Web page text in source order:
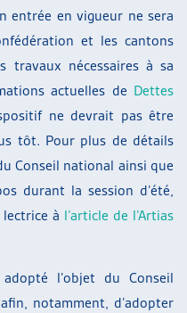
entrée en vigueur ne sera
et les cantons
travaux nécessaires à sa
actuelles de Dettes
ne devrait pas être
tôt. Pour plus de détails
Conseil national ainsi que
durant la session d’été,
à l’article de l’Artias
l’objet du Conseil
notamment, d’adopter